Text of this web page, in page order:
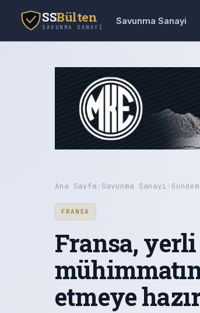
SSBülten
SAVUNMA SANAYI
Savunma Sanayi
Ana Sayfa› Savunma Sanayi› Gündem
FRANSA
Fransa,
etmeye